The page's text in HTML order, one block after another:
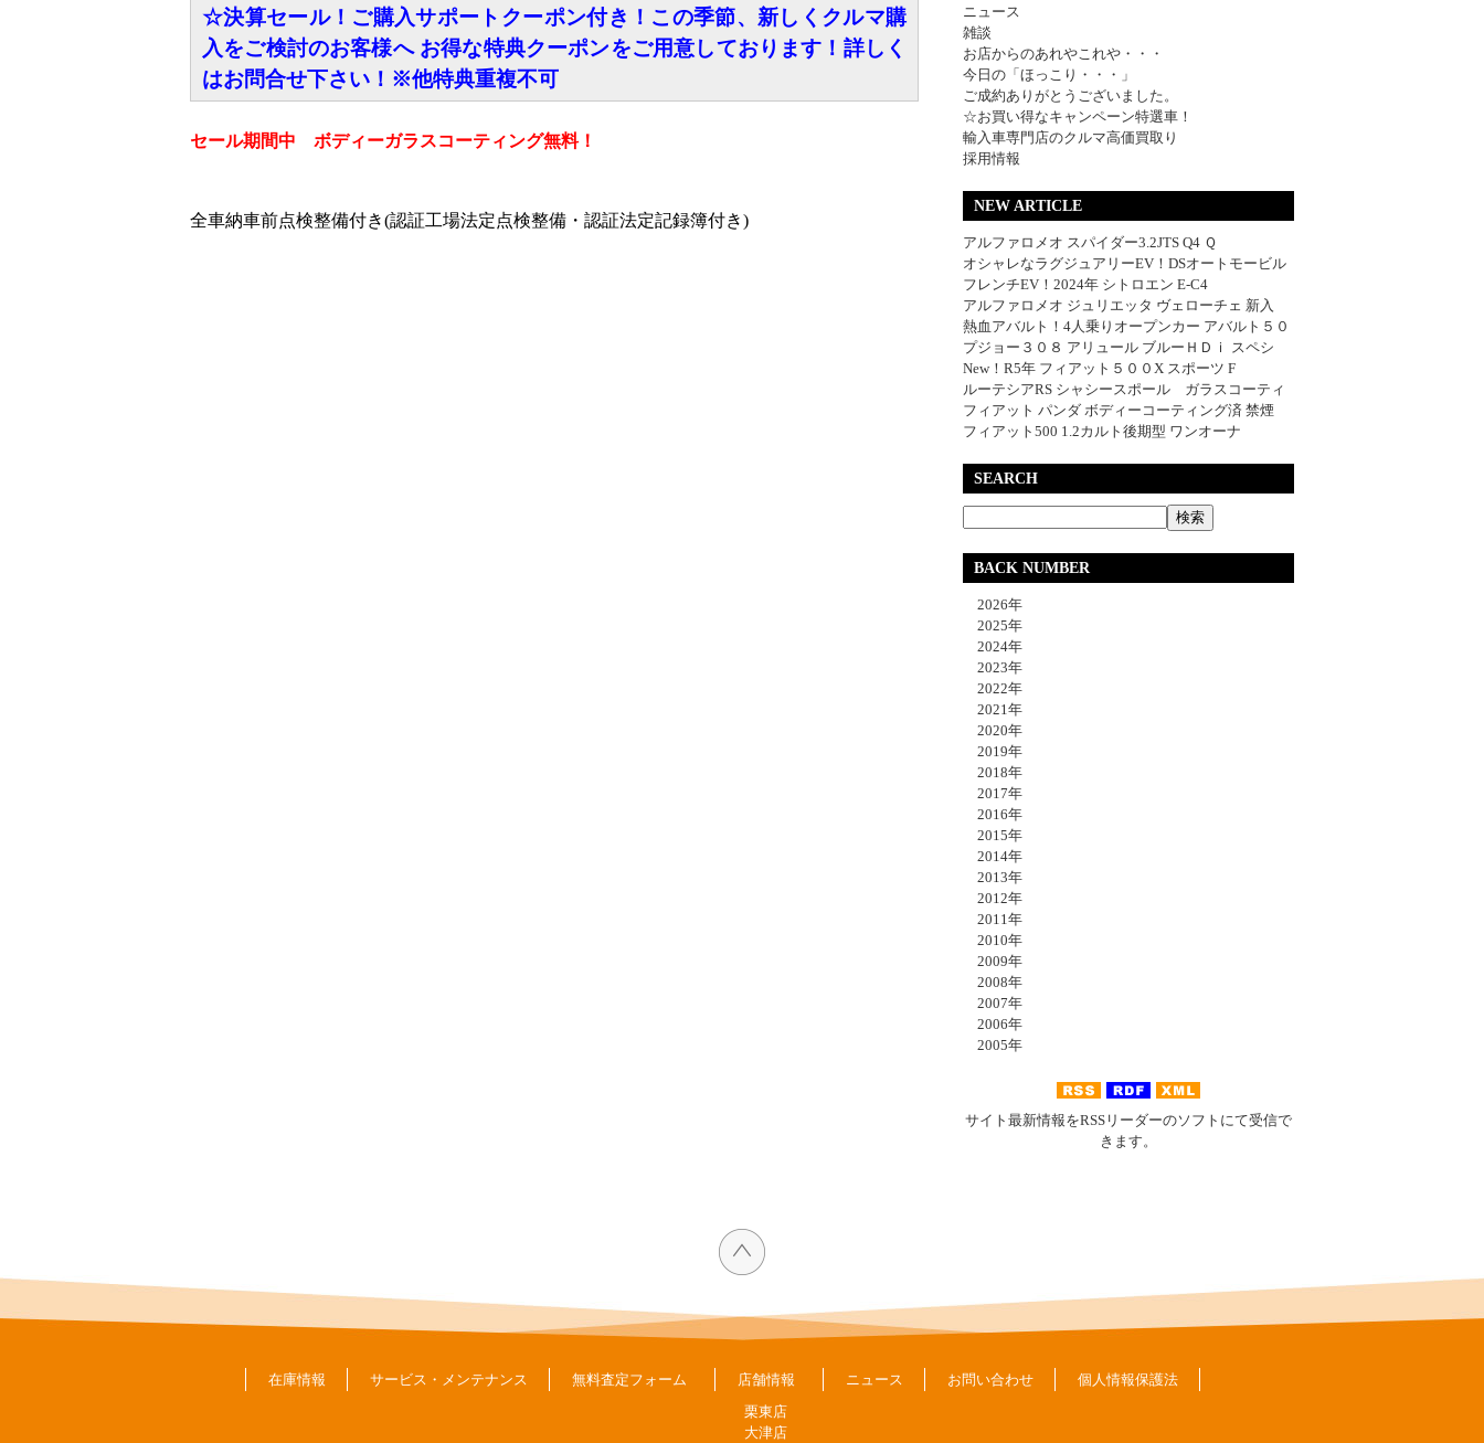
☆決算セール！ご購入サポートクーポン付き！この季節、新しくクルマ購
入をご検討のお客様へ お得な特典クーポンをご用意しております！詳しく
はお問合せ下さい！※他特典重複不可
セール期間中 ボディーガラスコーティング無料！
全車納車前点検整備付き(認証工場法定点検整備・認証法定記録簿付き)
ニュース
雑談
お店からのあれやこれや・・・
今日の「ほっこり・・・」
ご成約ありがとうございました。
☆お買い得なキャンペーン特選車！
輸入車専門店のクルマ高価買取り
採用情報
NEW ARTICLE
アルファロメオ スパイダー3.2JTS Q4 Ｑ
オシャレなラグジュアリーEV！DSオートモービル
フレンチEV！2024年 シトロエン E-C4
アルファロメオ ジュリエッタ ヴェローチェ 新入
熱血アバルト！4人乗りオープンカー アバルト５０
プジョー３０８ アリュール ブルーＨＤｉ スペシ
New！R5年 フィアット５００X スポーツ F
ルーテシアRS シャシースポール ガラスコーティ
フィアット パンダ ボディーコーティング済 禁煙
フィアット500 1.2カルト後期型 ワンオーナ
SEARCH
BACK NUMBER
2026年
2025年
2024年
2023年
2022年
2021年
2020年
2019年
2018年
2017年
2016年
2015年
2014年
2013年
2012年
2011年
2010年
2009年
2008年
2007年
2006年
2005年
サイト最新情報をRSSリーダーのソフトにて受信で
きます。
在庫情報 サービス・メンテナンス 無料査定フォーム
店舗情報
栗東店
大津店
ニュース お問い合わせ 個人情報保護法